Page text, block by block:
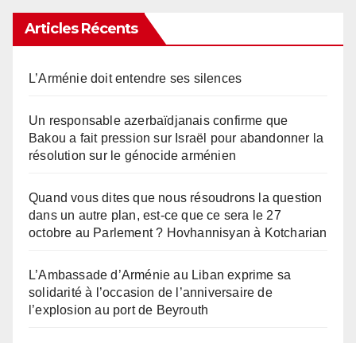
Articles Récents
L’Arménie doit entendre ses silences
Un responsable azerbaïdjanais confirme que
Bakou a fait pression sur Israël pour abandonner la
résolution sur le génocide arménien
Quand vous dites que nous résoudrons la question
dans un autre plan, est-ce que ce sera le 27
octobre au Parlement ? Hovhannisyan à Kotcharian
L’Ambassade d’Arménie au Liban exprime sa
solidarité à l’occasion de l’anniversaire de
l’explosion au port de Beyrouth